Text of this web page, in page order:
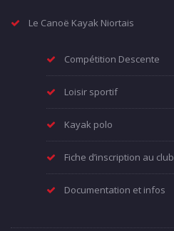
Le Canoë Kayak Niortais
Compétition Descente
Loisir sportif
Kayak polo
Fiche d’inscription au club
Documentation et infos